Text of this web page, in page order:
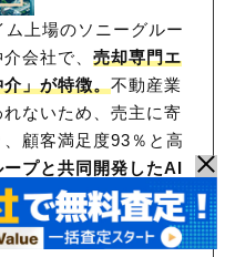
上場のソニーグルー
介会社で、売却専門エ
」が特徴。不動産業
ないため、売主に寄
顧客満足度93％と高
ープと共同開発したAI
高値売却を目指したい
都、神奈川県、千葉県、埼玉